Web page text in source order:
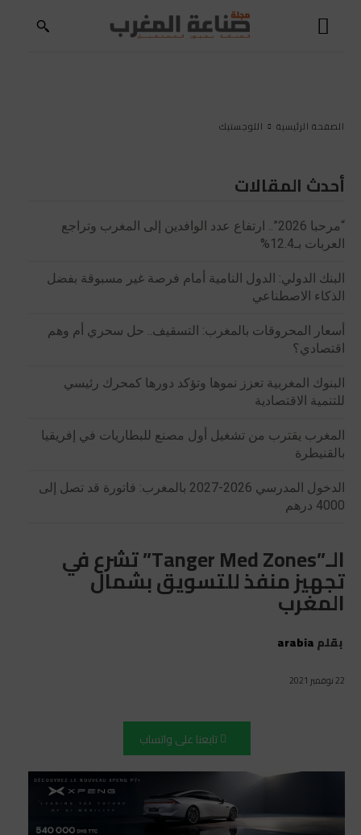
الصفحة الرئيسية اللوجستيك
أحدث المقالات
“مرحبا 2026”.. ارتفاع عدد الوافدين إلى المغرب وتراجع
العربات بـ12.4%
البنك الدولي: الدول النامية أمام فرصة غير مسبوقة بفضل
الذكاء الاصطناعي
أسعار المحروقات بالمغرب: التسقيف.. حل سحري أم وهم
اقتصادي؟
البنوك المغربية تعزز نموها وتؤكد دورها كمحرك رئيسي
للتنمية الاقتصادية
المغرب يقترب من تشغيل أول مصنع للبطاريات في إفريقيا
بالقنيطرة
الدخول المدرسي 2026-2027 بالمغرب: فاتورة قد تصل إلى
4000 درهم
الـ”Tanger Med Zones” تشرع في
تجهيز منفذ للتسويق بشمال
المغرب
بقلمarabia
22 نوفمبر 2021
تابعنا على واتساب